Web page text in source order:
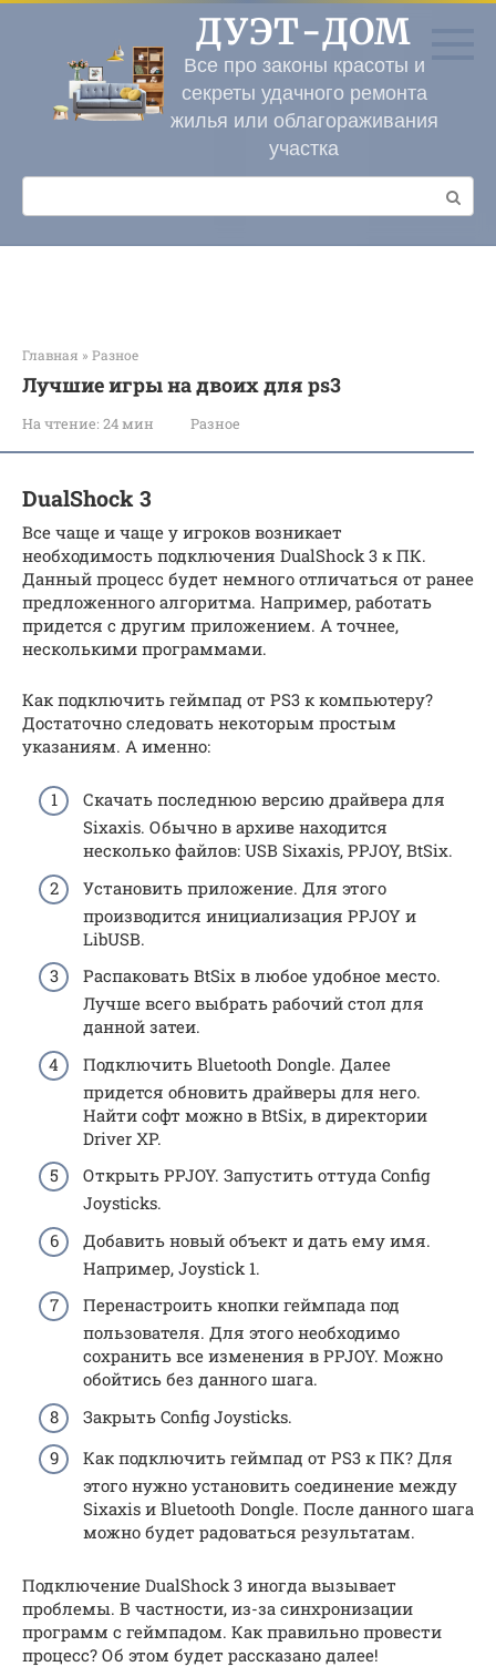
Перейти
контенту
ДУЭТ-ДОМ
Все про законы красоты и
секреты удачного ремонта
жилья или облагораживания
участка
Поиск:
Главная » Разное
Лучшие игры на двоих для ps3
На чтение: 24 мин Разное
DualShock 3
Все чаще и чаще у игроков возникает
необходимость подключения DualShock 3 к ПК.
Данный процесс будет немного отличаться от ранее
предложенного алгоритма. Например, работать
придется с другим приложением. А точнее,
несколькими программами.
Как подключить геймпад от PS3 к компьютеру?
Достаточно следовать некоторым простым
указаниям. А именно:
Скачать последнюю версию драйвера для
Sixaxis. Обычно в архиве находится
несколько файлов: USB Sixaxis, PPJOY, BtSix.
Установить приложение. Для этого
производится инициализация PPJOY и
LibUSB.
Распаковать BtSix в любое удобное место.
Лучше всего выбрать рабочий стол для
данной затеи.
Подключить Bluetooth Dongle. Далее
придется обновить драйверы для него.
Найти софт можно в BtSix, в директории
Driver XP.
Открыть PPJOY. Запустить оттуда Config
Joysticks.
Добавить новый объект и дать ему имя.
Например, Joystick 1.
Перенастроить кнопки геймпада под
пользователя. Для этого необходимо
сохранить все изменения в PPJOY. Можно
обойтись без данного шага.
Закрыть Config Joysticks.
Как подключить геймпад от PS3 к ПК? Для
этого нужно установить соединение между
Sixaxis и Bluetooth Dongle. После данного шага
можно будет радоваться результатам.
Подключение DualShock 3 иногда вызывает
проблемы. В частности, из-за синхронизации
программ с геймпадом. Как правильно провести
процесс? Об этом будет рассказано далее!